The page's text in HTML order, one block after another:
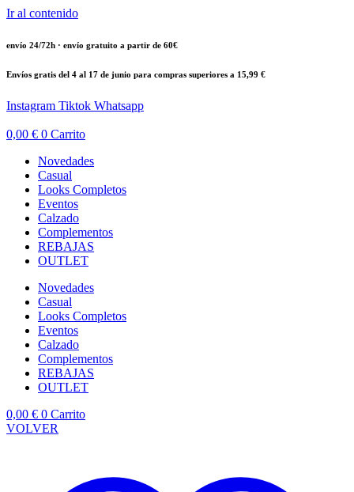
Ir al contenido
envío 24/72h · envío gratuito a partir de 60€
Envíos gratis del 4 al 17 de junio para compras superiores a 15,99 €
Instagram Tiktok Whatsapp
0,00 € 0 Carrito
Novedades
Casual
Looks Completos
Eventos
Calzado
Complementos
REBAJAS
OUTLET
Novedades
Casual
Looks Completos
Eventos
Calzado
Complementos
REBAJAS
OUTLET
0,00 € 0 Carrito
VOLVER